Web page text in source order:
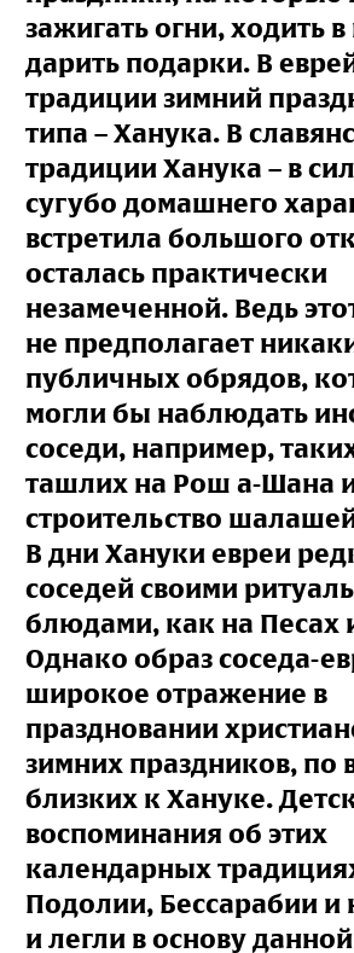
зажигать огни, ходить в
дарить подарки. В
традиции зимний
типа – Ханука. В
традиции Ханука – в
сугубо домашнего
встретила большого
осталась практически
незамеченной. Ведь
не предполагает
публичных обрядов,
могли бы наблюдать
соседи, например,
ташлих на Рош а-Шана
строительство
В дни Хануки евреи
соседей своими
блюдами, как на Песах
Однако образ соседа-
широкое отражение в
праздновании
зимних праздников, по
близких к Хануке.
воспоминания об этих
календарных
Подолии, Бессарабии и
и легли в основу данной